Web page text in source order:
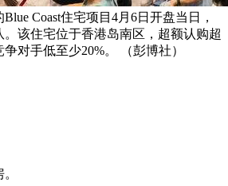
Coast住宅项目4月6日开盘当日，
该住宅位于香港岛南区，超额认购超
对手低至少20%。 （彭博社）